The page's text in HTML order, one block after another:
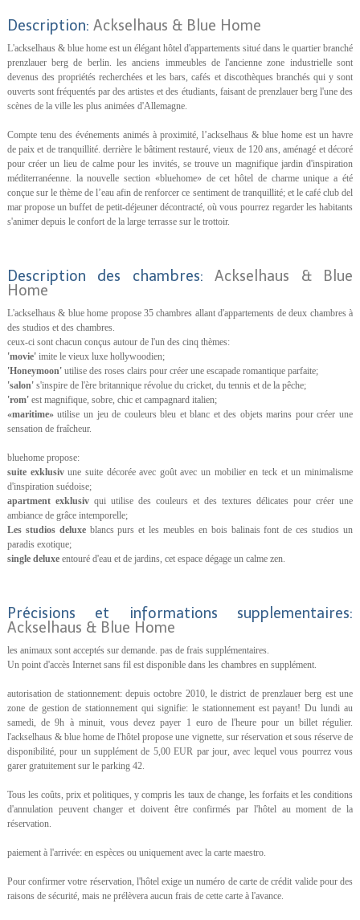
Description: Ackselhaus & Blue Home
L'ackselhaus & blue home est un élégant hôtel d'appartements situé dans le quartier branché
prenzlauer berg de berlin. les anciens immeubles de l'ancienne zone industrielle sont
devenus des propriétés recherchées et les bars, cafés et discothèques branchés qui y sont
ouverts sont fréquentés par des artistes et des étudiants, faisant de prenzlauer berg l'une des
scènes de la ville les plus animées d'Allemagne.
Compte tenu des événements animés à proximité, l’ackselhaus & blue home est un havre
de paix et de tranquillité. derrière le bâtiment restauré, vieux de 120 ans, aménagé et décoré
pour créer un lieu de calme pour les invités, se trouve un magnifique jardin d'inspiration
méditerranéenne. la nouvelle section «bluehome» de cet hôtel de charme unique a été
conçue sur le thème de l’eau afin de renforcer ce sentiment de tranquillité; et le café club del
mar propose un buffet de petit-déjeuner décontracté, où vous pourrez regarder les habitants
s'animer depuis le confort de la large terrasse sur le trottoir.
Description des chambres:Ackselhaus & Blue
Home
L'ackselhaus & blue home propose 35 chambres allant d'appartements de deux chambres à
des studios et des chambres.
ceux-ci sont chacun conçus autour de l'un des cinq thèmes:
'movie'imite le vieux luxe hollywoodien;
'Honeymoon'utilise des roses clairs pour créer une escapade romantique parfaite;
'salon's'inspire de l'ère britannique révolue du cricket, du tennis et de la pêche;
'rom'est magnifique, sobre, chic et campagnard italien;
«maritime»utilise un jeu de couleurs bleu et blanc et des objets marins pour créer une
sensation de fraîcheur.
bluehome propose:
suite exklusivune suite décorée avec goût avec un mobilier en teck et un minimalisme
d'inspiration suédoise;
apartment exklusivqui utilise des couleurs et des textures délicates pour créer une
ambiance de grâce intemporelle;
Les studios deluxeblancs purs et les meubles en bois balinais font de ces studios un
paradis exotique;
single deluxeentouré d'eau et de jardins, cet espace dégage un calme zen.
Précisions et informations supplementaires:
Ackselhaus & Blue Home
les animaux sont acceptés sur demande. pas de frais supplémentaires.
Un point d'accès Internet sans fil est disponible dans les chambres en supplément.
autorisation de stationnement: depuis octobre 2010, le district de prenzlauer berg est une
zone de gestion de stationnement qui signifie: le stationnement est payant! Du lundi au
samedi, de 9h à minuit, vous devez payer 1 euro de l'heure pour un billet régulier.
l'ackselhaus & blue home de l'hôtel propose une vignette, sur réservation et sous réserve de
disponibilité, pour un supplément de 5,00 EUR par jour, avec lequel vous pourrez vous
garer gratuitement sur le parking 42.
Tous les coûts, prix et politiques, y compris les taux de change, les forfaits et les conditions
d'annulation peuvent changer et doivent être confirmés par l'hôtel au moment de la
réservation.
paiement à l'arrivée: en espèces ou uniquement avec la carte maestro.
Pour confirmer votre réservation, l'hôtel exige un numéro de carte de crédit valide pour des
raisons de sécurité, mais ne prélèvera aucun frais de cette carte à l'avance.